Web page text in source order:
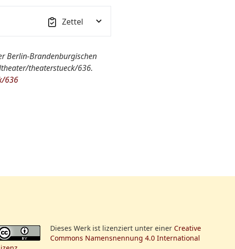
Zettel
in Einem Akt,
Berlin-Brandenburgischen
theaterstueck/636.
636
Dieses Werk ist lizenziert unter einer Creative
Commons Namensnennung 4.0 International